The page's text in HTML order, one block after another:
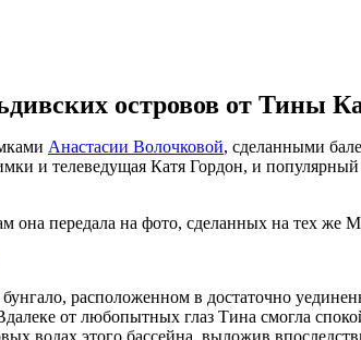
островов от Тины
Анастасии Волочковой, сделанными
и телеведущая Катя Гордон, и
передала на фото, сделанных на тех же
расположенном в достаточно
от любопытных глаз Тина смогла
водах этого бассейна, выложив